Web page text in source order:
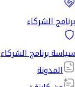
برنامج الشركاء
سياسة برنامج الشركاء
المدونة